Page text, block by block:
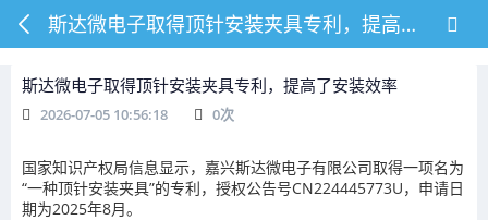
斯达微电子取得顶针安装夹具专利，提高了安装效率
斯达微电子取得顶针安装夹具专利，提高了安装效率
2026-07-05 10:56:18 0次
国家知识产权局信息显示，嘉兴斯达微电子有限公司取得一项名为
“一种顶针安装夹具”的专利，授权公告号CN224445773U，申请日
期为2025年8月。